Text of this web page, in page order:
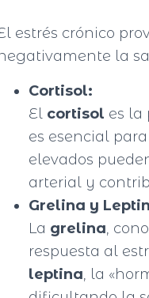
estrés crónico
la
Cortisol:
El cortisol es la
es esencial
elevados
arterial y
Grelina y
La grelina,
respuesta al
leptina, la